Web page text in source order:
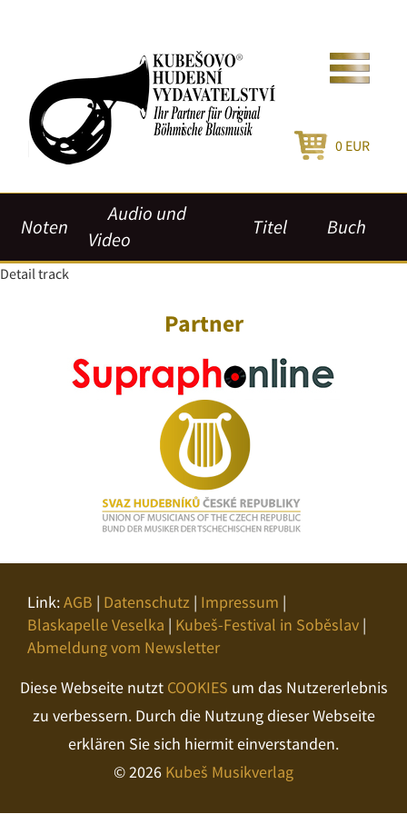
0 EUR
Noten
Audio und
Video
Titel Buch
Detail track
Partner
Link:AGB | Datenschutz | Impressum |
Blaskapelle Veselka | Kubeš-Festival in Soběslav |
Abmeldung vom Newsletter
Diese Webseite nutzt COOKIES um das Nutzererlebnis
zu verbessern. Durch die Nutzung dieser Webseite
erklären Sie sich hiermit einverstanden.
© 2026 Kubeš Musikverlag